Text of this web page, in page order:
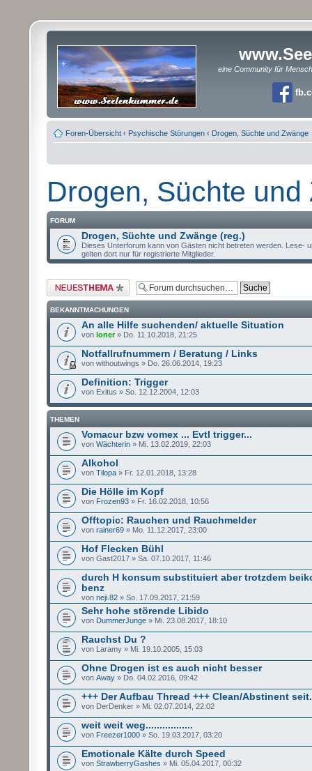
eine Community für
Foren-Übersicht ‹ Psychische Störungen ‹ Drogen, Süchte und Zwänge
Drogen, Süchte und
FORUM
Drogen, Süchte und Zwänge (reg.)
Dieses Unterforum kann von Gästen nicht betreten werden. Lese-
gelten dort nur für registrierte Mitglieder.
Neues Thema erstellen
BEKANNTMACHUNGEN
An alle Hilfe suchenden/ aktuelle Situation
von loner» Do. 11.10.2018, 21:25
Notfallrufnummern / Beratung / Links
von withoutwings » Do. 26.06.2014, 19:23
Definition: Trigger
von Exitus » So. 12.12.2004, 12:03
THEMEN
Vomacur bzw vomex ... Evtl trigger...
von Wächterin » Mi. 13.02.2019, 22:03
Alkohol
von Tilopa » Fr. 12.01.2018, 13:28
Die Hölle im Kopf
von Frozen93 » Fr. 16.02.2018, 10:56
Offtopic: Rauchen und Rauchmelder
von rainer69 » Mo. 11.12.2017, 23:00
Hof Flecken Bühl
von Gast2017 » Sa. 07.10.2017, 11:46
durch H konsum substituiert aber trotzdem
benz
von neji.82 » So. 17.09.2017, 21:59
Sehr hohe störende Libido
von DummerJunge » Mi. 23.08.2017, 18:10
Rauchst Du ?
von Laramy » Mi. 19.10.2005, 15:03
Ohne Drogen ist es auch nicht besser
von Away » Do. 04.02.2016, 09:42
+++ Der Aufbau Thread +++ Clean/Abstinent
von DerDenker » Mi. 02.07.2014, 22:02
weit weit weg.................
von Freezer1000 » So. 19.03.2017, 03:20
Emotionale Kälte durch Speed
von StrawberryGashes » Mi. 05.04.2017, 00:32